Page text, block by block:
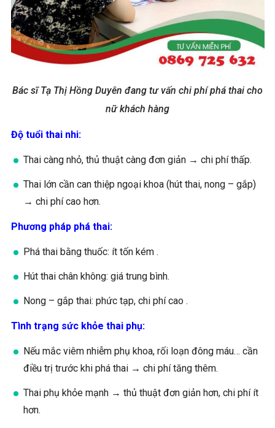
Bác sĩ Tạ Thị Hồng Duyên đang tư vấn chi phí phá thai cho
nữ khách hàng
Độ tuổi thai nhi:
Thai càng nhỏ, thủ thuật càng đơn giản → chi phí thấp.
Thai lớn cần can thiệp ngoại khoa (hút thai, nong – gắp)
→ chi phí cao hơn.
Phương pháp phá thai:
Phá thai bằng thuốc: ít tốn kém .
Hút thai chân không: giá trung bình.
Nong – gắp thai: phức tạp, chi phí cao .
Tình trạng sức khỏe thai phụ:
Nếu mắc viêm nhiễm phụ khoa, rối loạn đông máu… cần
điều trị trước khi phá thai → chi phí tăng thêm.
Thai phụ khỏe mạnh → thủ thuật đơn giản hơn, chi phí ít
hơn.